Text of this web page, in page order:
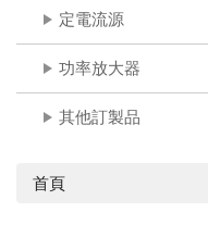
定電流源
功率放大器
其他訂製品
首頁